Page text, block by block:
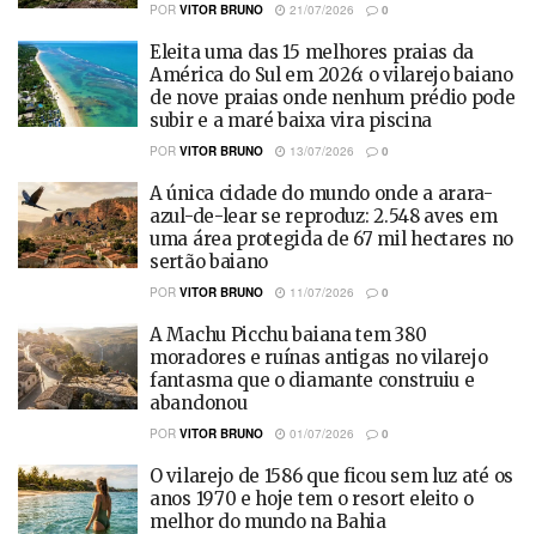
POR VITOR BRUNO 21/07/2026 0
Eleita uma das 15 melhores praias da
América do Sul em 2026: o vilarejo baiano
de nove praias onde nenhum prédio pode
subir e a maré baixa vira piscina
POR VITOR BRUNO 13/07/2026 0
A única cidade do mundo onde a arara-
azul-de-lear se reproduz: 2.548 aves em
uma área protegida de 67 mil hectares no
sertão baiano
POR VITOR BRUNO 11/07/2026 0
A Machu Picchu baiana tem 380
moradores e ruínas antigas no vilarejo
fantasma que o diamante construiu e
abandonou
POR VITOR BRUNO 01/07/2026 0
O vilarejo de 1586 que ficou sem luz até os
anos 1970 e hoje tem o resort eleito o
melhor do mundo na Bahia